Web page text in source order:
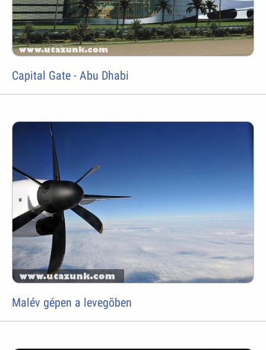
Capital Gate - Abu Dhabi
Malév gépen a levegõben